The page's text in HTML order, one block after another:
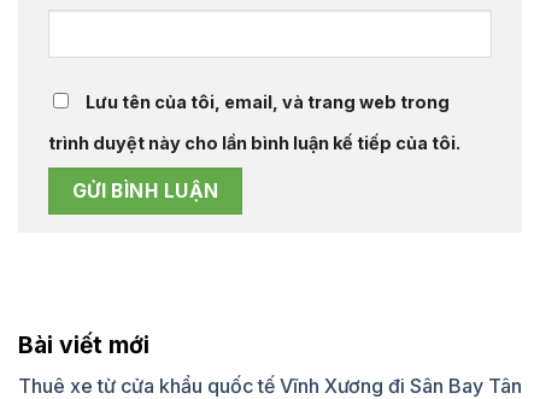
Lưu tên của tôi, email, và trang web trong
trình duyệt này cho lần bình luận kế tiếp của tôi.
Bài viết mới
Thuê xe từ cửa khẩu quốc tế Vĩnh Xương đi Sân Bay Tân